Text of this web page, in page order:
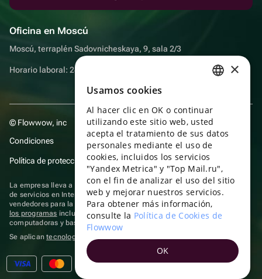
Oficina en Moscú
Moscú, terraplén Sadovnicheskaya, 9, sala 2/3
Horario laboral: 24 horas
© Flowwow, inc
Condiciones
Política de protección y privacidad de datos
La empresa lleva a cabo su actividad en el ámbito de las TI: prestación
de servicios en Internet para la publicación de ofertas (anuncios) de
vendedores para la venta de artículos. Acceder a lainformación sobre
los programas incluidos en el registro de programas rusos para
computadoras y bases de datos.
Se aplicantecnologías de recomendación
ENGLISH
UKRAINIAN
PORTUGUESE
SPANISH
HUNGARIAN
ITALIAN
×
Usamos cookies
Al hacer clic en OK o continuar
utilizando este sitio web, usted
acepta el tratamiento de sus datos
personales mediante el uso de
cookies, incluidos los servicios
"Yandex Metrica" y "Top Mail.ru",
con el fin de analizar el uso del sitio
web y mejorar nuestros servicios.
Para obtener más información,
consulte la Política de Cookies de
Flowwow
OK